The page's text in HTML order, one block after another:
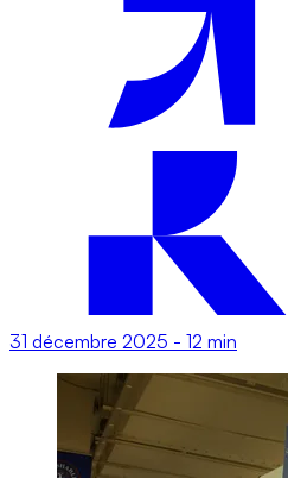
31 décembre 2025 - 12 min